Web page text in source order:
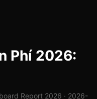
Phí 2026:
Report 2026 · 2026-